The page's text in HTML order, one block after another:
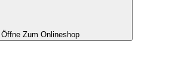
Öffne Zum Onlineshop